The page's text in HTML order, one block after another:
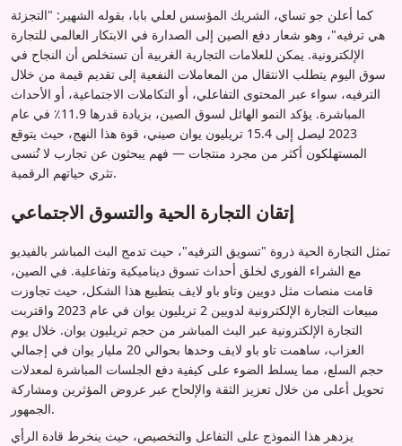
كما أعلن جو تساي، الشريك المؤسس لعلي بابا، بقوله الشهير: "التجزئة
هي ترفيه"، وهو شعار دفع الصين إلى الصدارة في الابتكار العالمي للتجارة
الإلكترونية. يمكن للعلامات التجارية الغربية أن تستخلص أن النجاح في
سوق اليوم يتطلب الانتقال من المعاملات النفعية إلى تقديم قيمة من خلال
الترفيه، سواء عبر المحتوى التفاعلي، أو التكاملات الاجتماعية، أو الأحداث
المباشرة. يؤكد النمو الهائل لسوق الصين، بزيادة قدرها 11.9٪ في عام
2023 ليصل إلى 15.4 تريليون يوان صيني، قوة هذا النهج، حيث يتوقع
المستهلكون أكثر من مجرد منتجات — فهم يبحثون عن تجارب لا تُنسى
تثري حياتهم الرقمية.
إتقان التجارة الحية والتسوق الاجتماعي
تمثل التجارة الحية ذروة "تسويق الترفيه"، حيث تدمج البث المباشر بالفيديو
مع الشراء الفوري لخلق أحداث تسوق ديناميكية وتفاعلية. في الصين،
قامت منصات مثل دويين وتاو باو لايف بتطبيع هذا الشكل، حيث تجاوزت
مبيعات التجارة الإلكترونية لدويين 2 تريليون يوان في عام 2023 واقتربت
التجارة الإلكترونية عبر البث المباشر من حجم تريليون يوان. خلال يوم
العزاب، ساهمت تاو باو لايف وحدها بحوالي 20 مليار يوان في إجمالي
حجم السلع، مما يسلط الضوء على كيفية دفع الجلسات المباشرة لمعدلات
تحويل أعلى من خلال تعزيز الثقة والإلحاح عبر عروض المؤثرين ومشاركة
الجمهور.
يزدهر هذا النموذج على التفاعل والتخصيص، حيث ينخرط قادة الرأي